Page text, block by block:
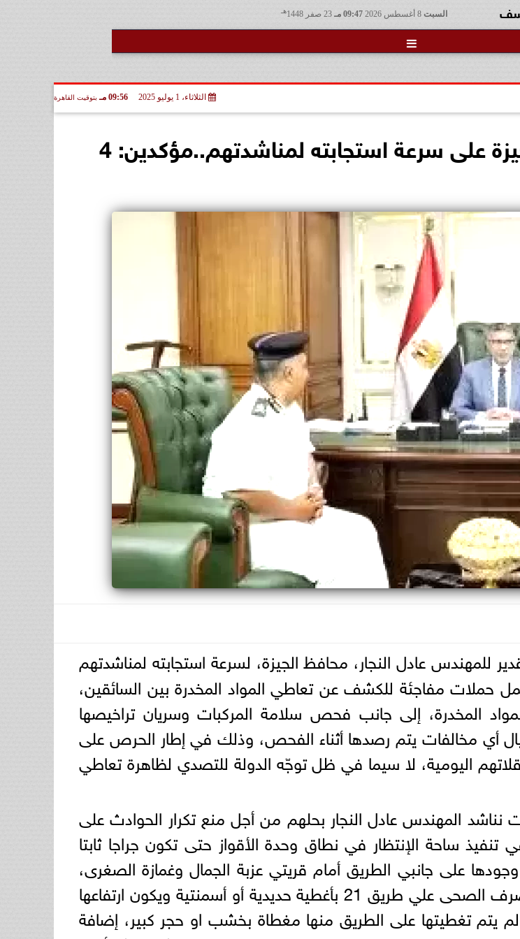
السبت 09:47 مـ هـ

الثلاثاء، 1 يوليو 2025 09:56 مـ بتوقيت القاهرة
أهالي الصف يوجهون الشكر لمحافظ الجيزة على سرعة استجابته لمناشدتهم..مؤكدين: 4
للمهندس عادل النجار، محافظ الجيزة، لسرعة استجابته لمناشدتهم
حملات مفاجئة للكشف عن تعاطي المواد المخدرة بين السائقين،
المخدرة، إلى جانب فحص سلامة المركبات وسريان تراخيصها
حيال أي مخالفات يتم رصدها أثناء الفحص، وذلك في إطار الحرص على
اليومية، لا سيما في ظل توجّه الدولة للتصدي لظاهرة تعاطي
زايد، أحد أهالي الصف، أن هناك 4 خطوات نناشد المهندس عادل النجار بحلهم من أجل منع تكرار الحوادث على
في تنفيذ ساحة الإنتظار في نطاق وحدة الأقواز حتى تكون جراجا ثابتا
على جانبي الطريق أمام قريتي عزبة الجمال وغمازة الصغرى،
موضحا أن النقطة الثانية تتمثل في تغطية بلاعات الصرف الصحى علي طريق 21 بأغطية حديدية أو أسمنتية ويكون ارتفاعها
تغطيتها على الطريق منها مغطاة بخشب او حجر كبير، إضافة